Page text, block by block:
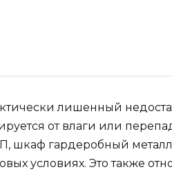
лишенный
от влаги или
шкаф гардеробный
условиях. Это также